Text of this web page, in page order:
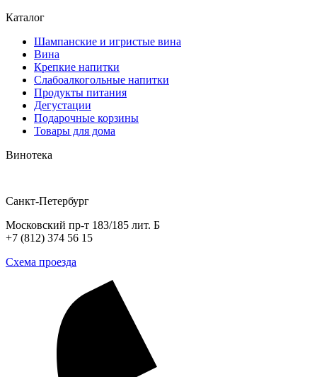
Каталог
Шампанские и игристые вина
Вина
Крепкие напитки
Слабоалкогольные напитки
Продукты питания
Дегустации
Подарочные корзины
Товары для дома
Винотека
Санкт-Петербург
Московский пр-т 183/185 лит. Б
+7 (812) 374 56 15
Схема проезда